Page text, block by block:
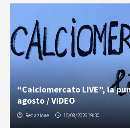
“Calciomercato LIVE”, la
agosto / VIDEO
Redazione 10/08/2026 19:30